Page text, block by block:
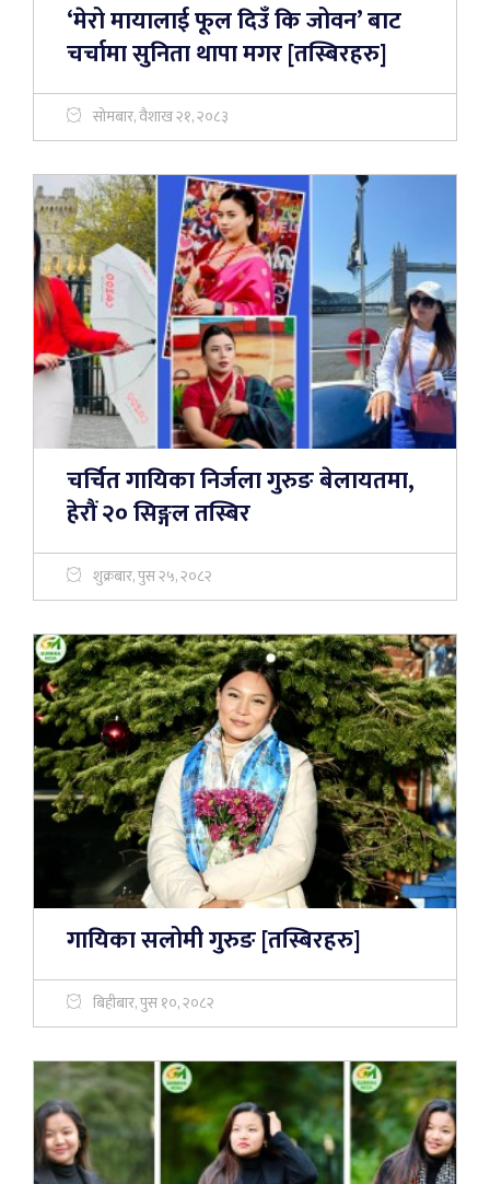
‘मेरो मायालाई फूल दिउँ कि जोवन’ बाट
चर्चामा सुनिता थापा मगर [तस्बिरहरु]
सोमबार, वैशाख २१, २०८३
चर्चित गायिका निर्जला गुरुङ बेलायतमा,
हेरौं २० सिङ्गल तस्बिर
शुक्रबार, पुस २५, २०८२
गायिका सलोमी गुरुङ [तस्बिरहरु]
बिहीबार, पुस १०, २०८२